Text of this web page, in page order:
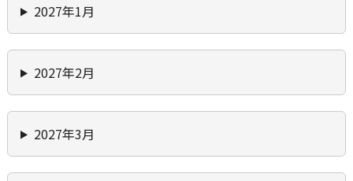
2027年1月
2027年2月
2027年3月